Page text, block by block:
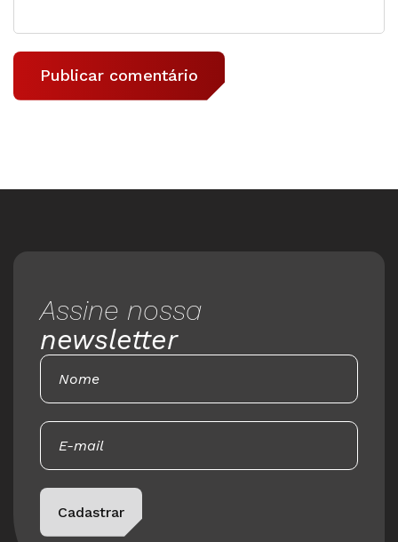
Assine nossa
newsletter
Please leave this field empty.
Cadastrar